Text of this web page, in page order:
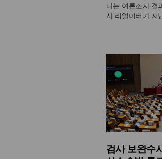
다는 여론조사 결
사 리얼미터가 지
검사 보완수